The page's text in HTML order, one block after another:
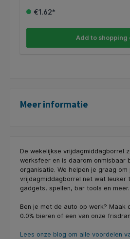
€1.62*
Add to shopping
Meer informatie
De wekelijkse vrijdagmiddagborrel
werksfeer en is daarom onmisbaar
organisatie. We helpen je graag om
vrijdagmiddagborrel net wat leuker
gadgets, spellen, bar tools en meer.
Ben je met de auto op werk? Maak
0.0% bieren of een van onze
Lees onze blog om alle voordelen